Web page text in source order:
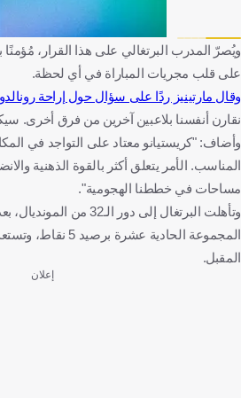
ويُصرّ المدرب البرتغالي على هذا القرار، مُؤمنًا
على قلب مجريات المباراة في أي لحظة.
وقال مارتينيز ردًا على سؤال حول إراحة
نقارن أنفسنا بلاعبين آخرين من فرق أخرى.
وأضاف: "كريستيانو معتاد على التواجد في
المناسب. الأمر يتعلق أكثر بالقوة الذهنية
مساحات في خططنا الهجومية".
وتأهلت البرتغال إلى دور
المجموعة الحادية
المقبل.
إعلان